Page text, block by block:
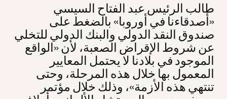
طالب الرئيس عبد الفتاح السيسي
«أصدقاءنا في أوروبا» بالضغط على
صندوق النقد الدولي والبنك الدولي للتخلي
عن شروط الإقراض الصعبة، لأن «الواقع
الموجود في بلادنا لا يحتمل المعايير
المعمول بها خلال هذه المرحلة، وحتى
تنتهي هذه الأزمة»، وذلك خلال مؤتمر